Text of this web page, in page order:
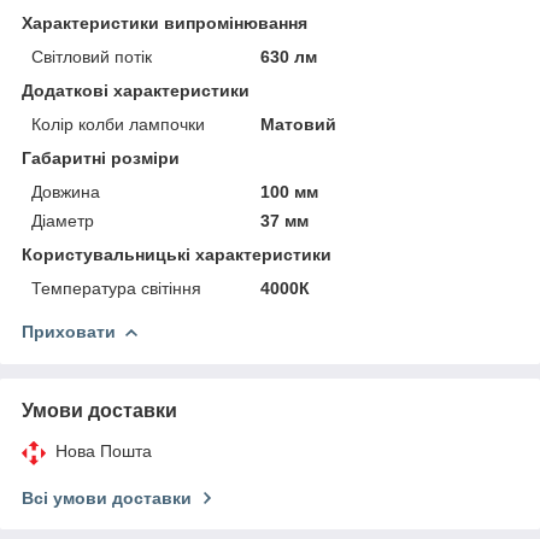
Характеристики випромінювання
Світловий потік
630 лм
Додаткові характеристики
Колір колби лампочки
Матовий
Габаритні розміри
Довжина
100 мм
Діаметр
37 мм
Користувальницькі характеристики
Температура світіння
4000К
Приховати
Умови доставки
Нова Пошта
Всі умови доставки